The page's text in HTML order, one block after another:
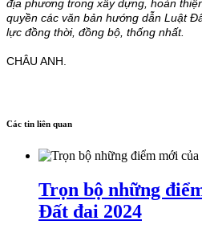
địa phương trong xây dựng, hoàn
quyền các văn bản hướng dẫn Luật
lực đồng thời, đồng bộ, thống nhất.
CHÂU ANH.
Các tin liên quan
Trọn bộ những
Đất đai 2024